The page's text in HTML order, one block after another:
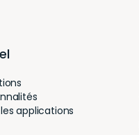
applications